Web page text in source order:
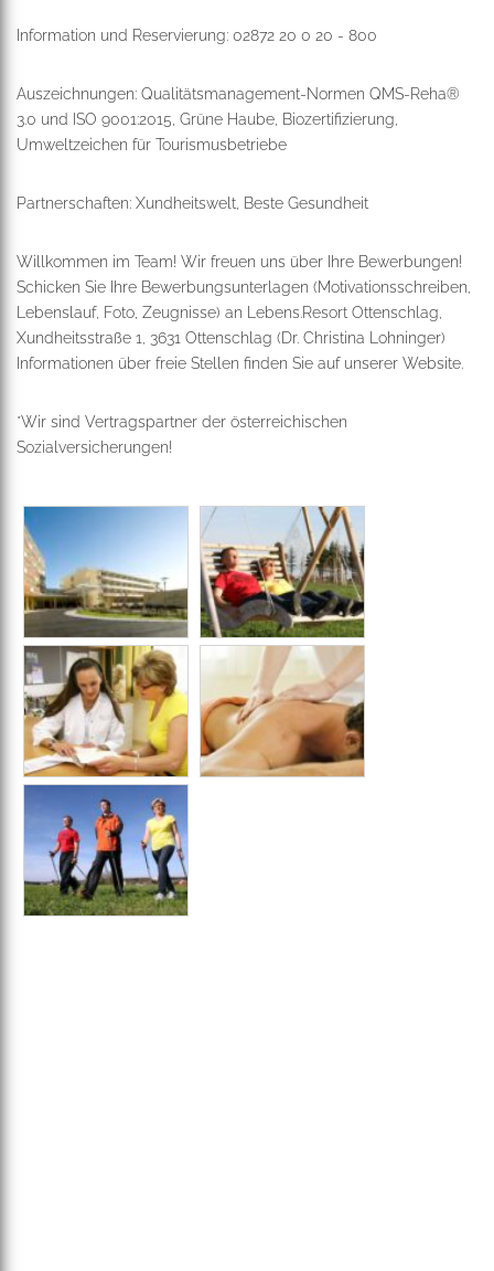
Information und Reservierung: 02872 20 0 20 - 800
Auszeichnungen: Qualitätsmanagement-Normen QMS-Reha®
3.0 und ISO 9001:2015, Grüne Haube, Biozertifizierung,
Umweltzeichen für Tourismusbetriebe
Partnerschaften: Xundheitswelt, Beste Gesundheit
Willkommen im Team! Wir freuen uns über Ihre Bewerbungen!
Schicken Sie Ihre Bewerbungsunterlagen (Motivationsschreiben,
Lebenslauf, Foto, Zeugnisse) an Lebens.Resort Ottenschlag,
Xundheitsstraße 1, 3631 Ottenschlag (Dr. Christina Lohninger)
Informationen über freie Stellen finden Sie auf unserer Website.
*Wir sind Vertragspartner der österreichischen
Sozialversicherungen!